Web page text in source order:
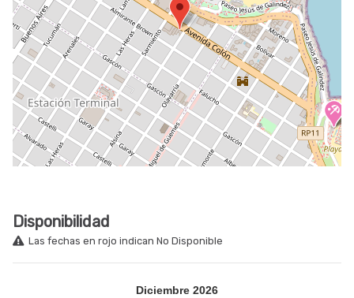
Disponibilidad
Las fechas en rojo indican No Disponible
Diciembre 2026